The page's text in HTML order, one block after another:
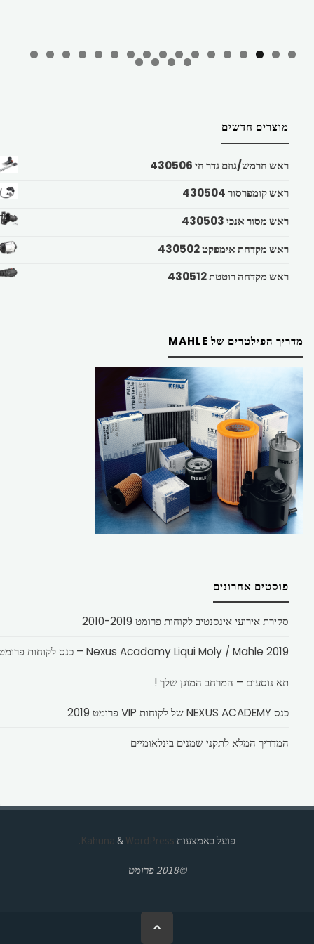
מוצרים חדשים
ראש חרמש/גוזם גדר חי 430506
ראש קומפרסור 430504
ראש מסור אנכי 430503
ראש מקדחת אימפקט 430502
ראש מקדחה רוטטת 430512
מדריך הפילטרים של MAHLE
פוסטים אחרונים
סקירת אירועי אינסנטיב לקוחות פרומט 2010-2019
Nexus Acadamy Liqui Moly / Mahle 2019 – כנס לקוחות פרומט
תא נוסעים – המרחב המוגן שלך !
כנס NEXUS ACADEMY של לקוחות VIP פרומט 2019
המדריך המלא לתקני שמנים בינלאומיים
פועל באמצעות & WordPress.
©2018 פרומט
בחזרה